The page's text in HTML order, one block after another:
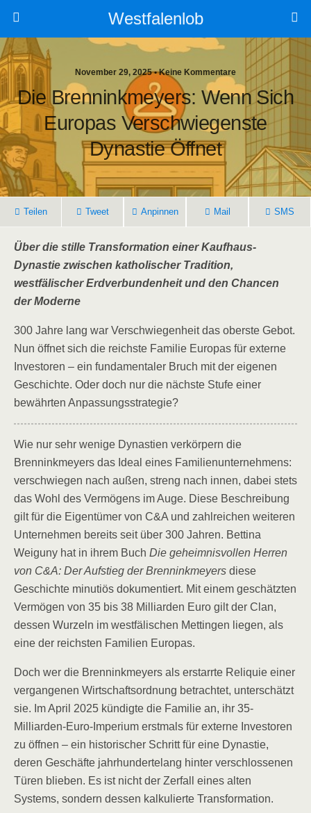
Westfalenlob
November 29, 2025 • Keine Kommentare
Die Brenninkmeyers: Wenn Sich
Europas Verschwiegenste
Dynastie Öffnet
Teilen Tweet Anpinnen Mail SMS
Über die stille Transformation einer Kaufhaus-
Dynastie zwischen katholischer Tradition,
westfälischer Erdverbundenheit und den Chancen
der Moderne
300 Jahre lang war Verschwiegenheit das oberste Gebot.
Nun öffnet sich die reichste Familie Europas für externe
Investoren – ein fundamentaler Bruch mit der eigenen
Geschichte. Oder doch nur die nächste Stufe einer
bewährten Anpassungsstrategie?
Wie nur sehr wenige Dynastien verkörpern die
Brenninkmeyers das Ideal eines Familienunternehmens:
verschwiegen nach außen, streng nach innen, dabei stets
das Wohl des Vermögens im Auge. Diese Beschreibung
gilt für die Eigentümer von C&A und zahlreichen weiteren
Unternehmen bereits seit über 300 Jahren. Bettina
Weiguny hat in ihrem Buch Die geheimnisvollen Herren
von C&A: Der Aufstieg der Brenninkmeyers diese
Geschichte minutiös dokumentiert. Mit einem geschätzten
Vermögen von 35 bis 38 Milliarden Euro gilt der Clan,
dessen Wurzeln im westfälischen Mettingen liegen, als
eine der reichsten Familien Europas.
Doch wer die Brenninkmeyers als erstarrte Reliquie einer
vergangenen Wirtschaftsordnung betrachtet, unterschätzt
sie. Im April 2025 kündigte die Familie an, ihr 35-
Milliarden-Euro-Imperium erstmals für externe Investoren
zu öffnen – ein historischer Schritt für eine Dynastie,
deren Geschäfte jahrhundertelang hinter verschlossenen
Türen blieben. Es ist nicht der Zerfall eines alten
Systems, sondern dessen kalkulierte Transformation.